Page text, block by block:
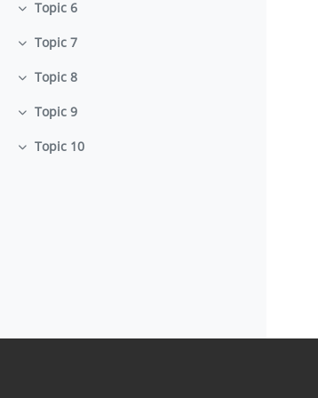
Minimizza
Topic 6
Minimizza
Topic 7
Minimizza
Topic 8
Minimizza
Topic 9
Minimizza
Topic 10